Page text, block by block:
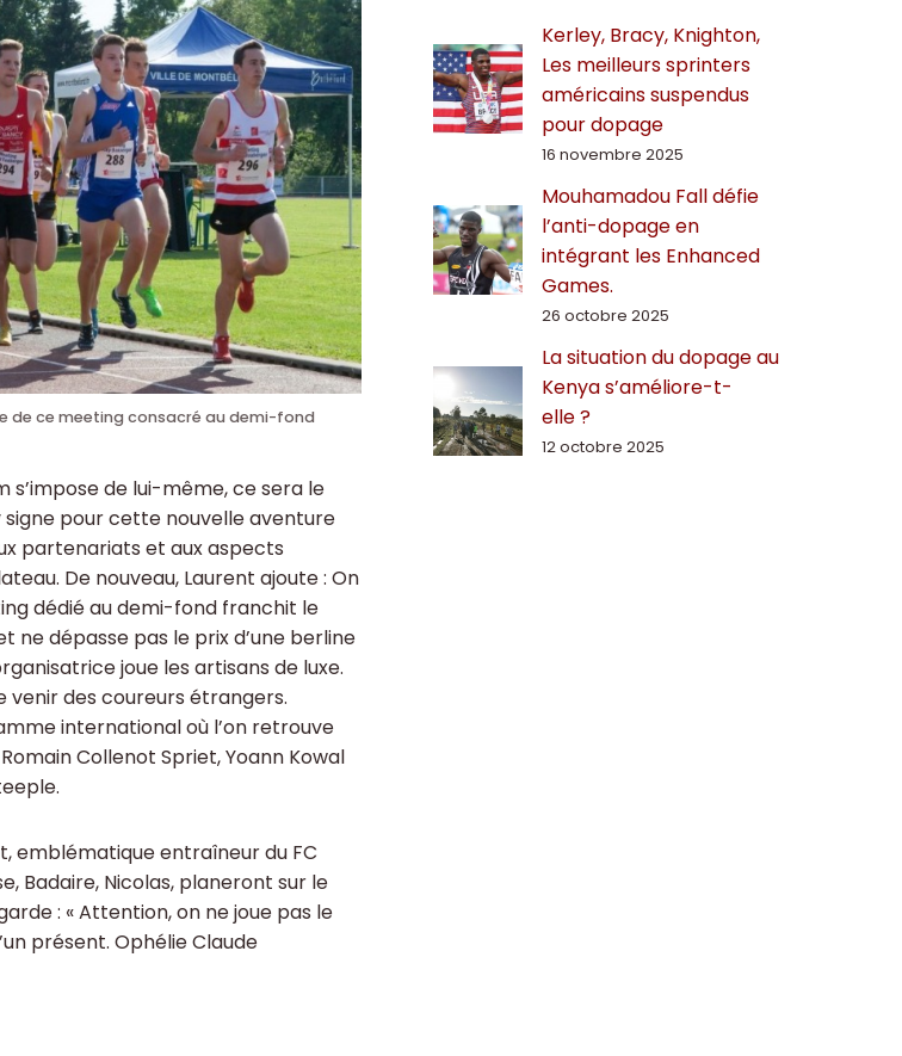
de ce meeting consacré au demi-fond
de lui-même, ce sera le
signe pour cette nouvelle aventure
partenariats et aux aspects
De nouveau, Laurent ajoute : On
dédié au demi-fond franchit le
ne dépasse pas le prix d’une berline
joue les artisans de luxe.
venir des coureurs étrangers.
international où l’on retrouve
Collenot Spriet, Yoann Kowal
emblématique entraîneur du FC
Badaire, Nicolas, planeront sur le
: « Attention, on ne joue pas le
présent. Ophélie Claude
Kerley, Bracy, Knighton,
Les meilleurs sprinters
américains suspendus
pour dopage
16 novembre 2025
Mouhamadou Fall défie
l’anti-dopage en
intégrant les Enhanced
Games.
26 octobre 2025
La situation du dopage au
Kenya s’améliore-t-
elle ?
12 octobre 2025